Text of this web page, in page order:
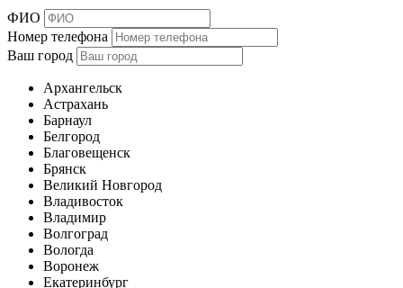
ФИО
Номер телефона
Ваш город
Архангельск
Астрахань
Барнаул
Белгород
Благовещенск
Брянск
Великий Новгород
Владивосток
Владимир
Волгоград
Вологда
Воронеж
Екатеринбург